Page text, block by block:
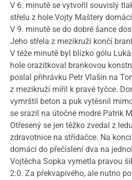
V 6. minutě se vytvořil souvislý
střelu z hole Vojty Maštery
V 9. minutě se do dobré šance
Jeho střela z mezikruží končí
V téže minutě byl blízko gólu
hole orazítkoval brankovou
poslal přihrávku Petr Vlašín na
z mezikruží mířil k pravé tyčce.
vymrštil beton a puk vytěsnil
se srazil na útočné modré Patrik
Otřesený se jen těžko zvedal z
zdravotnice na střídačce. Na
domácí do přečíslení dva na
Vojtěcha Sopka vymetla pravou
2:0. Za překvapivého, ale nutno